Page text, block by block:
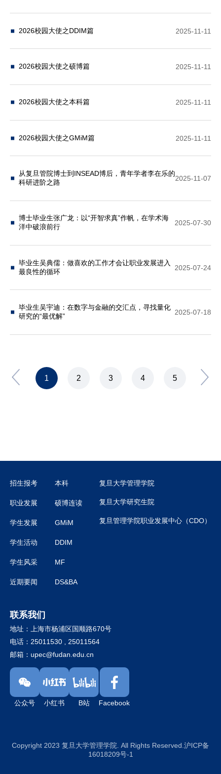
2026校园大使之DDIM篇 2025-11-11
2026校园大使之硕博篇 2025-11-11
2026校园大使之本科篇 2025-11-11
2026校园大使之GMiM篇 2025-11-11
从复旦管院博士到INSEAD博后，青年学者李在乐的
科研进阶之路
2025-11-07
博士毕业生张广龙：以“开智求真”作帆，在学术海
洋中破浪前行
2025-07-30
毕业生吴典儒：做喜欢的工作才会让职业发展进入
最良性的循环
2025-07-24
毕业生吴宇迪：在数字与金融的交汇点，寻找量化
研究的“最优解”
2025-07-18
1 2 3 4 5
招生报考
职业发展
学生发展
学生活动
学生风采
近期要闻
本科
硕博连读
GMiM
DDIM
MF
DS&BA
复旦大学管理学院
复旦大学研究生院
复旦管理学院职业发展中心（CDO）
联系我们
地址：上海市杨浦区国顺路670号
电话：25011530 , 25011564
邮箱： upec@fudan.edu.cn
公众号 小红书 B站 Facebook
Copyright 2023 复旦大学管理学院. All Rights Reserved.沪ICP备
16018209号-1